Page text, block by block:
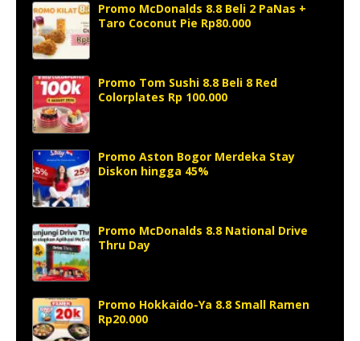
Promo McDonalds 8.8 Beli 2 PaNas +
Taro Coconut Pie Rp80.000
Promo Tom Sushi 8.8 Beli 8 Red
Colorplates Rp 100.000
Promo Aston Bogor Merdeka Stay
Diskon hingga 45%
Promo McDonalds 8.8 National Drive
Thru Day
Promo Hokkaido-Ya 8.8 Small Ramen
Rp20.000